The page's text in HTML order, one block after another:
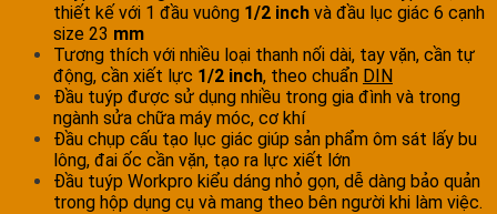
thiết kế với 1 đầu vuông 1/2 inch và đầu lục giác 6 cạnh
size 23 mm
Tương thích với nhiều loại thanh nối dài, tay vặn, cần tự
động, cần xiết lực 1/2 inch, theo chuẩn DIN
Đầu tuýp được sử dụng nhiều trong gia đình và trong
ngành sửa chữa máy móc, cơ khí
Đầu chụp cấu tạo lục giác giúp sản phẩm ôm sát lấy bu
lông, đai ốc cần vặn, tạo ra lực xiết lớn
Đầu tuýp Workpro kiểu dáng nhỏ gọn, dễ dàng bảo quản
trong hộp dụng cụ và mang theo bên người khi làm việc.